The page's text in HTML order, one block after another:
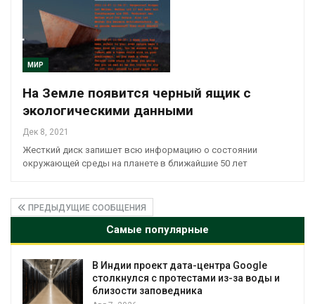
МИР
На Земле появится черный ящик с
экологическими данными
Дек 8, 2021
Жесткий диск запишет всю информацию о состоянии
окружающей среды на планете в ближайшие 50 лет
ПРЕДЫДУЩИЕ СООБЩЕНИЯ
Самые популярные
Дождевая вода с крыш может помочь
городам переживать жару
Авг 7, 2026